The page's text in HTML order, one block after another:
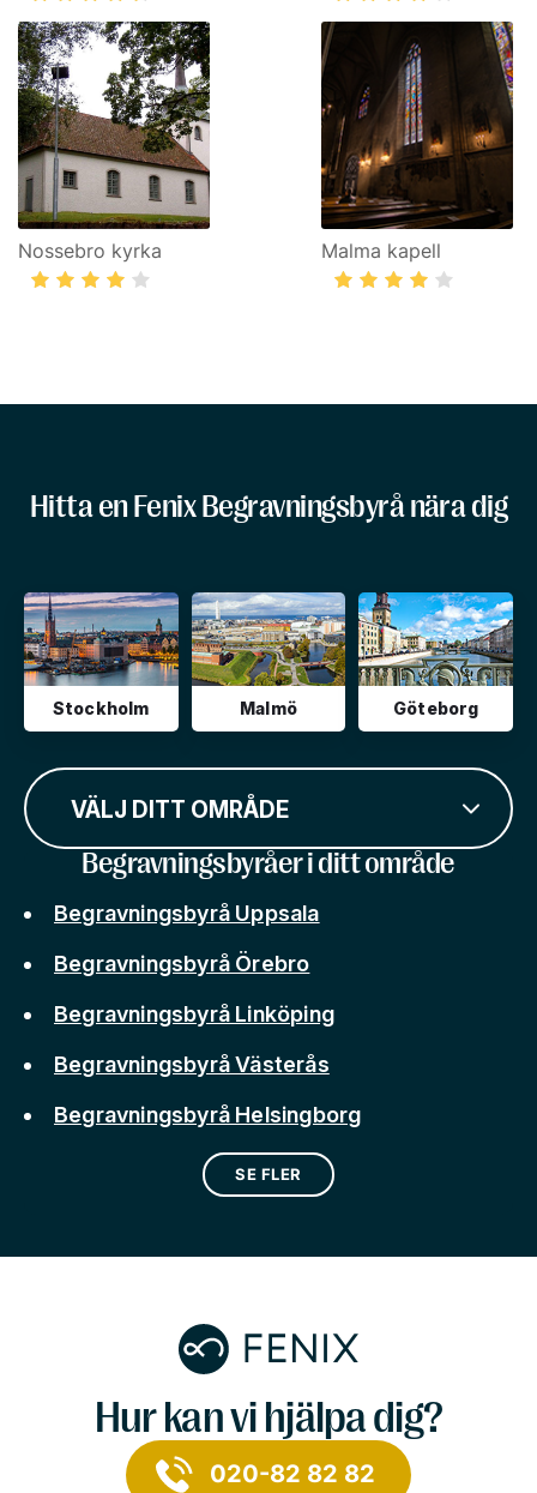
Nossebro kyrka Malma kapell
Hitta en Fenix Begravningsbyrå nära dig
Stockholm Malmö Göteborg
VÄLJ DITT OMRÅDE
Begravningsbyråer i ditt område
Begravningsbyrå Uppsala
Begravningsbyrå Örebro
Begravningsbyrå Linköping
Begravningsbyrå Västerås
Begravningsbyrå Helsingborg
SE FLER
Hur kan vi hjälpa dig?
020-82 82 82